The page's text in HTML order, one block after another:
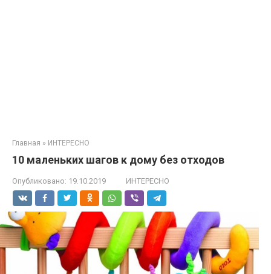
Главная » ИНТЕРЕСНО
10 маленьких шагов к дому без отходов
Опубликовано: 19.10.2019 ИНТЕРЕСНО